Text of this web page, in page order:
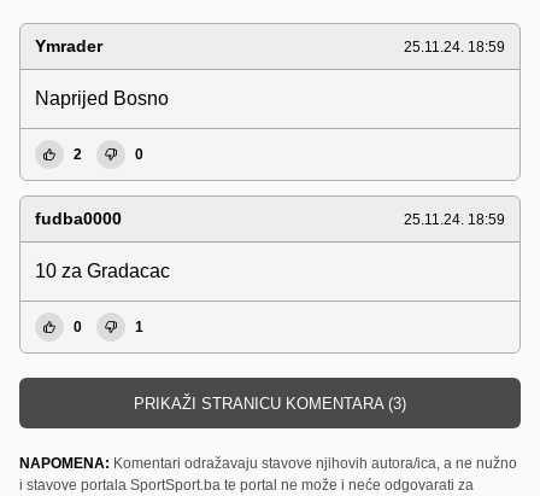
Ymrader 25.11.24. 18:59
Naprijed Bosno
2 0
fudba0000 25.11.24. 18:59
10 za Gradacac
0 1
PRIKAŽI STRANICU KOMENTARA (3)
NAPOMENA: Komentari odražavaju stavove njihovih autora/ica, a ne nužno
i stavove portala SportSport.ba te portal ne može i neće odgovarati za